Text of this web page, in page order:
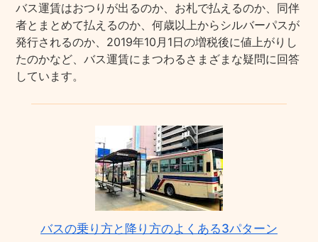
バス運賃はおつりが出るのか、お札で払えるのか、同伴
者とまとめて払えるのか、何歳以上からシルバーパスが
発行されるのか、2019年10月1日の増税後に値上がりし
たのかなど、バス運賃にまつわるさまざまな疑問に回答
しています。
バスの乗り方と降り方のよくある3パターン